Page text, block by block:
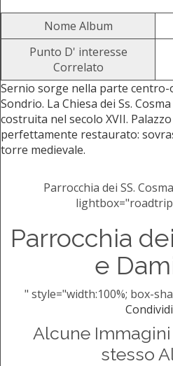
Nome Album
Punto D' interesse
Correlato
Sernio sorge nella parte
Sondrio. La Chiesa dei Ss.
costruita nel secolo XVII.
perfettamente restaurato:
torre medievale.
Parrocchia dei SS.
Parrocchia
e
" style="width:100%; box-
Alcune
stesso